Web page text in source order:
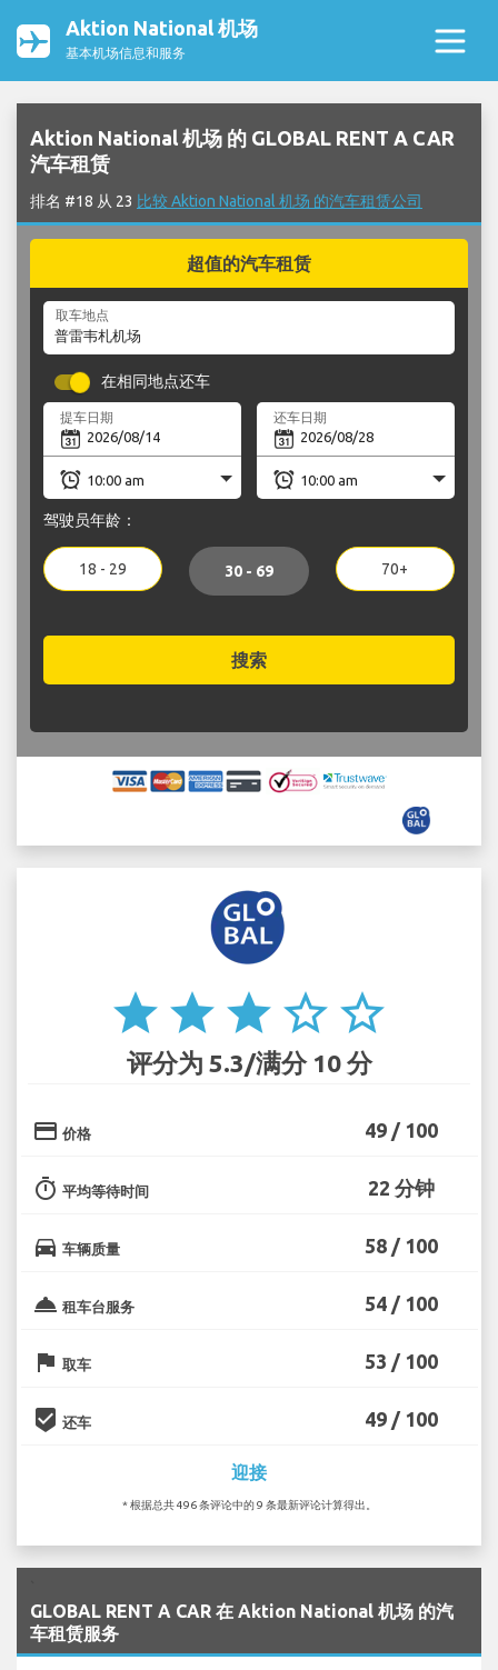
Aktion National 机场
基本机场信息和服务
Aktion National 机场 的 GLOBAL RENT A CAR
汽车租赁
排名 #18 从 23 比较 Aktion National 机场 的汽车租赁公司
超值的汽车租赁
取车地点
在相同地点还车
提车日期 还车日期
驾驶员年龄：
18 - 29 30 - 69 70+
搜索
star star star star_border star_border
评分为 5.3/满分 10 分
credit_card 价格 49 / 100
timer 平均等待时间 22 分钟
directions_car 车辆质量 58 / 100
room_service 租车台服务 54 / 100
flag 取车 53 / 100
beenhere 还车 49 / 100
迎接
* 根据总共 496 条评论中的 9 条最新评论计算得出。
GLOBAL RENT A CAR 在 Aktion National 机场 的汽
车租赁服务